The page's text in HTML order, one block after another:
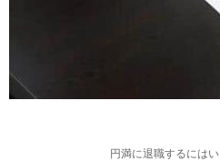
円満に退職するには